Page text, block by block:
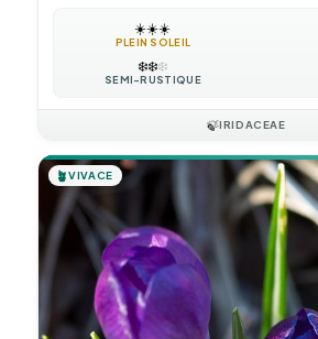
☀️☀️☀️
PLEIN SOLEIL
❄️❄️❄️
SEMI-RUSTIQUE
🍃IRIDACEAE
🪴VIVACE